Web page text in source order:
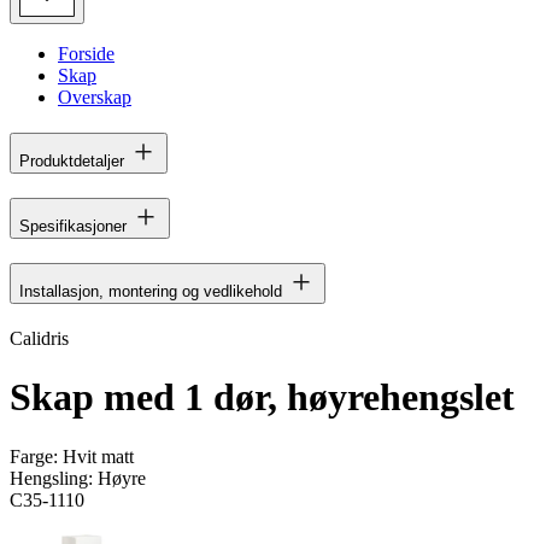
Forside
Skap
Overskap
Produktdetaljer
Spesifikasjoner
Installasjon, montering og vedlikehold
Calidris
Skap med 1 dør, høyrehengslet
Farge: Hvit matt
Hengsling: Høyre
C35-1110